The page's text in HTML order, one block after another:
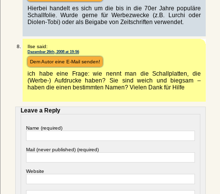
Hierbei handelt es sich um die bis in die 70er Jahre populäre
Schallfolie. Wurde gerne für Werbezwecke (z.B. Lurchi oder
Diolen-Tobi) oder als Beigabe von Zeitschriften verwendet.
Ilse said:
Dezember 26th, 2008 at 19:56
Dem Autor eine E-Mail senden!
ich habe eine Frage: wie nennt man die Schallplatten, die
(Werbe-) Aufdrucke haben? Sie sind weich und biegsam –
haben die einen bestimmten Namen? Vielen Dank für Hilfe
Leave a Reply
Name (required)
Mail (never published) (required)
Website